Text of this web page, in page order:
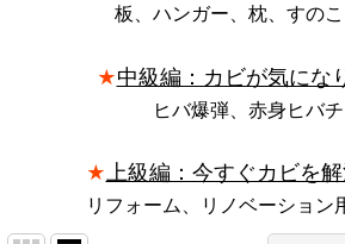
板、ハンガー、枕、すの
★中級編：カビが気にな
ヒバ爆弾、赤身ヒバ
★上級編：今すぐカビを
リフォーム、リノベーション